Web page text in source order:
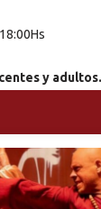
y adultos.